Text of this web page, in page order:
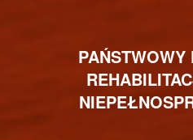
FUNDUSZ
OSÓB